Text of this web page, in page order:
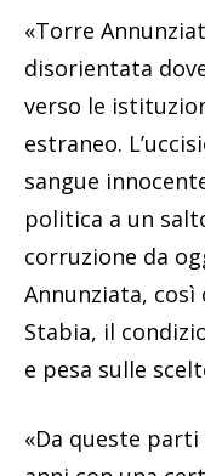
«Torre
disorientata
verso le
estraneo.
sangue
politica a un
corruzione da
Annunziata, così
Stabia, il
e pesa sulle
«Da queste